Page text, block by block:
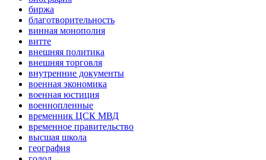
биржа
благотворительность
винная монополия
витте
внешняя политика
внешняя торговля
внутренние документы
военная экономика
военная юстиция
военнопленные
временник ЦСК МВД
временное правительство
высшая школа
география